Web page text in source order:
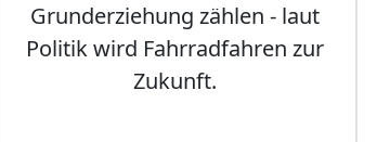
Grunderziehung zählen - laut
Politik wird Fahrradfahren zur
Zukunft.